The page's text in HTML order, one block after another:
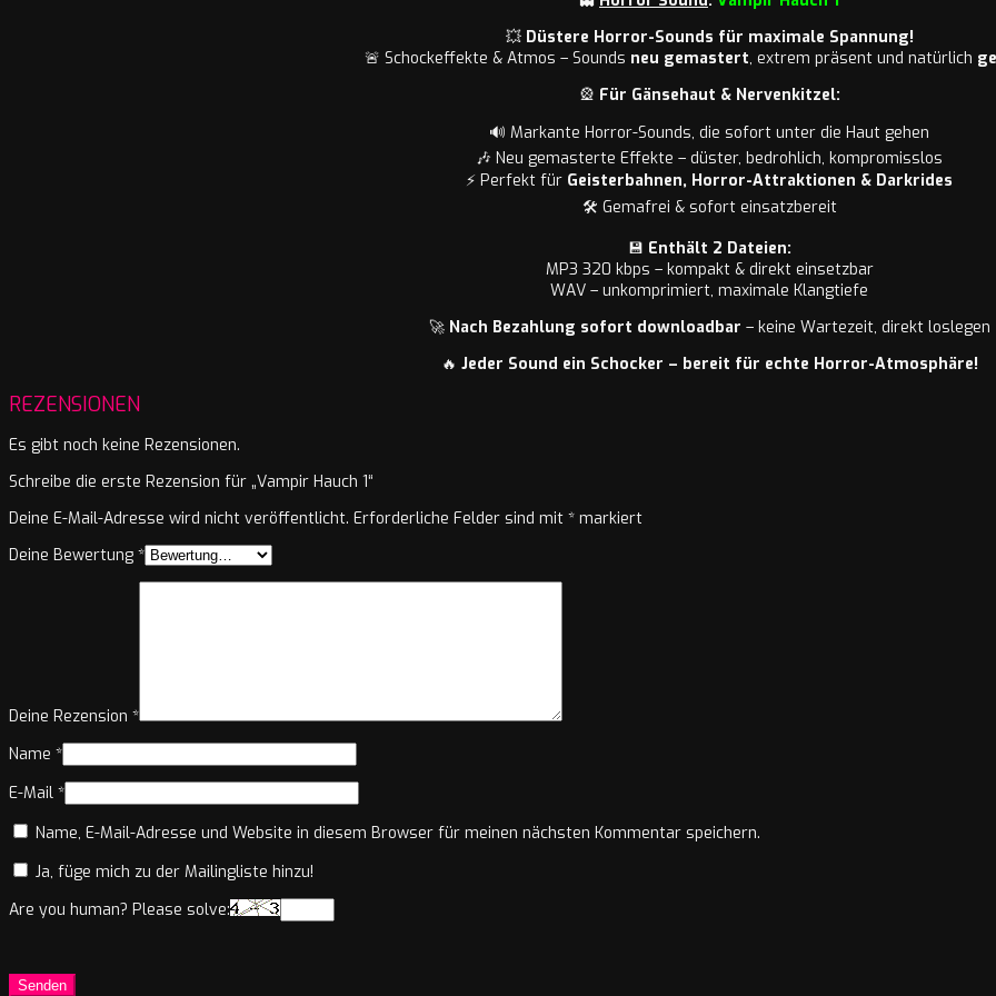
💥 Düstere Horror-Sounds für maximale Spannung!
🚨 Schockeffekte & Atmos – Sounds neu gemastert, extrem präsent und natürlich
🎡 Für Gänsehaut & Nervenkitzel:
🔊 Markante Horror-Sounds, die sofort unter die Haut gehen
🎶 Neu gemasterte Effekte – düster, bedrohlich, kompromisslos
⚡ Perfekt für Geisterbahnen, Horror-Attraktionen & Darkrides
🛠️ Gemafrei & sofort einsatzbereit
💾 Enthält 2 Dateien:
MP3 320 kbps – kompakt & direkt einsetzbar
WAV – unkomprimiert, maximale Klangtiefe
🚀 Nach Bezahlung sofort downloadbar – keine Wartezeit, direkt loslegen
🔥 Jeder Sound ein Schocker – bereit für echte Horror-Atmosphäre!
REZENSIONEN
Es gibt noch keine Rezensionen.
Schreibe die erste Rezension für „Vampir Hauch 1“
Deine E-Mail-Adresse wird nicht veröffentlicht. Erforderliche Felder sind mit * markiert
Deine Bewertung *
Deine Rezension *
Name *
E-Mail *
Name, E-Mail-Adresse und Website in diesem Browser für meinen nächsten Kommentar speichern.
Ja, füge mich zu der Mailingliste hinzu!
Are you human? Please solve: